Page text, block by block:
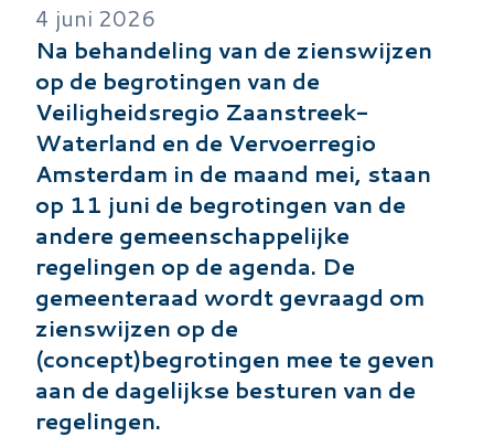
4 juni 2026
Na behandeling van de zienswijzen
op de begrotingen van de
Veiligheidsregio Zaanstreek-
Waterland en de Vervoerregio
Amsterdam in de maand mei, staan
op 11 juni de begrotingen van de
andere gemeenschappelijke
regelingen op de agenda. De
gemeenteraad wordt gevraagd om
zienswijzen op de
(concept)begrotingen mee te geven
aan de dagelijkse besturen van de
regelingen.